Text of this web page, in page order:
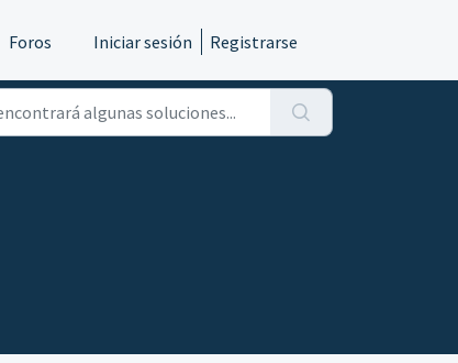
Foros Iniciar sesión Registrarse